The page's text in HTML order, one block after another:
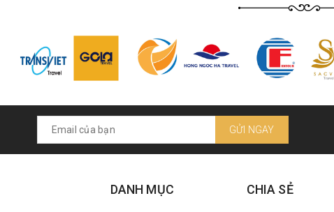
GỬI NGAY
DANH MỤC CHIA SẺ